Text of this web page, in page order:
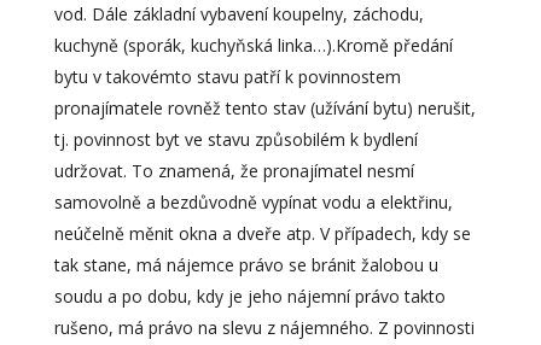
vod. Dále základní vybavení koupelny, záchodu,
kuchyně (sporák, kuchyňská linka…).Kromě předání
bytu v takovémto stavu patří k povinnostem
pronajímatele rovněž tento stav (užívání bytu) nerušit,
tj. povinnost byt ve stavu způsobilém k bydlení
udržovat. To znamená, že pronajímatel nesmí
samovolně a bezdůvodně vypínat vodu a elektřinu,
neúčelně měnit okna a dveře atp. V případech, kdy se
tak stane, má nájemce právo se bránit žalobou u
soudu a po dobu, kdy je jeho nájemní právo takto
rušeno, má právo na slevu z nájemného. Z povinnosti